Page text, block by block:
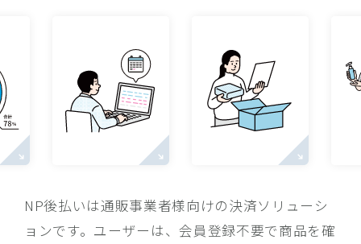
NP後払いは通販事業者様向けの決済ソリューシ
ョンです。ユーザーは、会員登録不要で商品を確